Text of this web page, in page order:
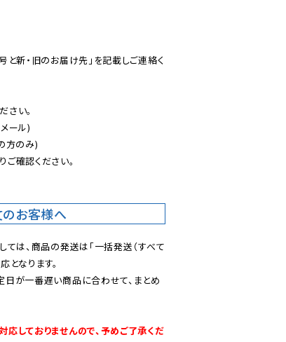
と新・旧のお届け先」を記載しご連絡く
い。
ール)
方のみ)
ご確認ください。
のお客様へ
ては、商品の発送は「一括発送（すべて
となります。
が一番遅い商品に合わせて、まとめ
しておりませんので、予めご了承くだ